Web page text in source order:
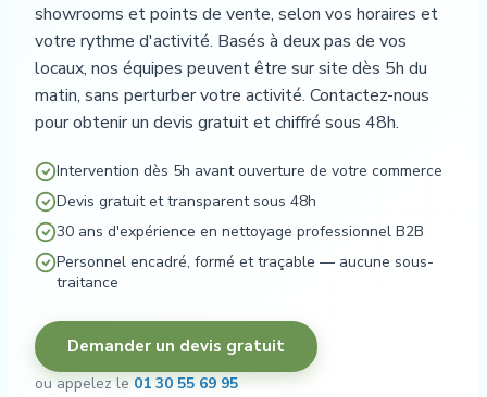
showrooms et points de vente, selon vos horaires et
votre rythme d'activité. Basés à deux pas de vos
locaux, nos équipes peuvent être sur site dès 5h du
matin, sans perturber votre activité. Contactez-nous
pour obtenir un devis gratuit et chiffré sous 48h.
Intervention dès 5h avant ouverture de votre commerce
Devis gratuit et transparent sous 48h
30 ans d'expérience en nettoyage professionnel B2B
Personnel encadré, formé et traçable — aucune sous-
traitance
Demander un devis gratuit
ou appelez le01 30 55 69 95